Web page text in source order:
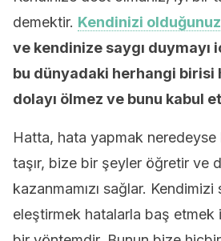
demektir. Kendinizi
ve kendinize saygı duymayı
bu dünyadaki herhangi birisi
dolayı ölmez ve bunu kabul
Hatta, hata yapmak neredeyse
taşır, bize bir şeyler öğretir ve
kazanmamızı sağlar.
eleştirmek hatalarla baş